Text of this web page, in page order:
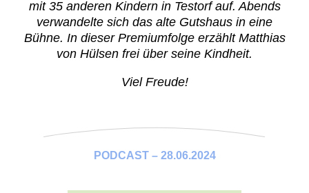
mit 35 anderen Kindern in Testorf auf. Abends
verwandelte sich das alte Gutshaus in eine
Bühne. In dieser Premiumfolge erzählt Matthias
von Hülsen frei über seine Kindheit.
Viel Freude!
PODCAST – 28.06.2024